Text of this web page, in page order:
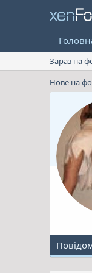
Зараз на
Нове на